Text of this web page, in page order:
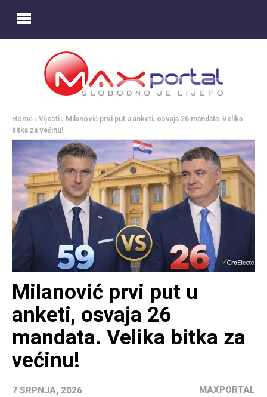
Home Vijesti
Milanović prvi put u anketi, osvaja 26 mandata. Velika
bitka za većinu!
Milanović prvi put u
anketi, osvaja 26
mandata. Velika bitka za
većinu!
7 SRPNJA, 2026 MAXPORTAL